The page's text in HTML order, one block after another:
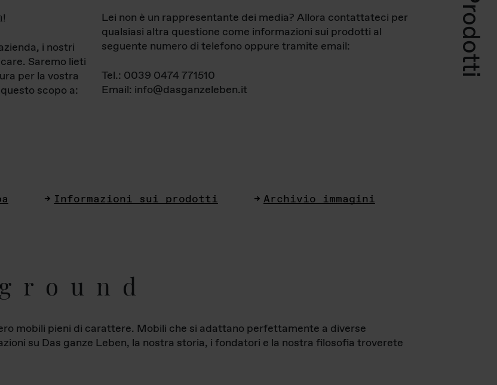
Prodotti
!
i nostri
Saremo lieti
per la vostra
scopo a:
Lei non è un rappresentante dei media? Allora contattateci per
qualsiasi altra questione come informazioni sui prodotti al
seguente numero di telefono oppure tramite email:
Tel.: 0039 0474 771510
Email: info@dasganzeleben.it
Informazioni sui prodotti Archivio immagini
mobili pieni di carattere. Mobili che si adattano perfettamente a diverse
su Das ganze Leben, la nostra storia, i fondatori e la nostra filosofia troverete